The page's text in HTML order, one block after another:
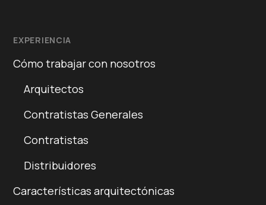
EXPERIENCIA
Cómo trabajar con nosotros
Arquitectos
Contratistas Generales
Contratistas
Distribuidores
Características arquitectónicas